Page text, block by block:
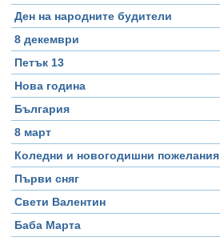
Ден на народните будители
8 декември
Петък 13
Нова година
България
8 март
Коледни и новогодишни пожелания
Първи сняг
Свети Валентин
Баба Марта